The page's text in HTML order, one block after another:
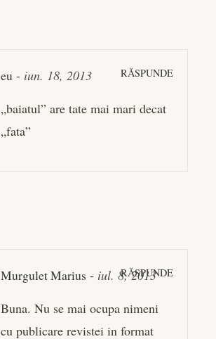
eu - iun. 18, 2013 RĂSPUNDE
„baiatul” are tate mai mari decat
„fata”
Murgulet Marius - iul. 8, 2013
RĂSPUNDE
Buna. Nu se mai ocupa nimeni
cu publicare revistei in format